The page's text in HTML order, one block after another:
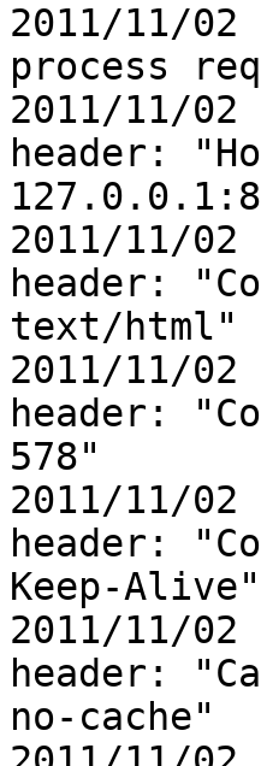
2011/11/
process
2011/11/
header:
2011/11/
header:
text/html"
2011/11/
header:
578"
2011/11/
header:
Keep-Alive"
2011/11/
header:
no-cache"